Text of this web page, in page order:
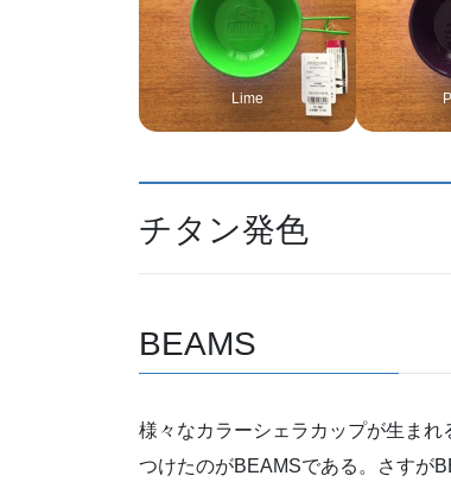
Lime
チタン発色
BEAMS
様々なカラーシェラカップが生ま
つけたのがBEAMSである。さすが